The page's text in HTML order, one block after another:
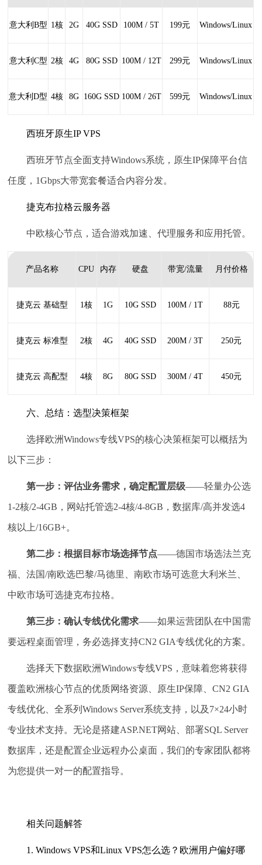
意大利B型 1核 2G 40G SSD 100M / 5T 199元 Windows/Linux
意大利C型 2核 4G 80G SSD 100M / 12T 299元 Windows/Linux
意大利D型 4核 8G 160G SSD 100M / 26T 599元 Windows/Linux
西班牙原生IP VPS
西班牙节点全面支持Windows系统，原生IP保障平台信
任度，1Gbps大带宽套餐适合内容分发。
捷克布拉格云服务器
中欧核心节点，适合游戏加速、代理服务和应用托管。
产品名称 CPU 内存 硬盘 带宽/流量 月付价格
捷克云 基础型 1核 1G 10G SSD 100M / 1T 88元
捷克云 标准型 2核 4G 40G SSD 200M / 3T 250元
捷克云 高配型 4核 8G 80G SSD 300M / 4T 450元
六、总结：选型决策框架
选择欧洲Windows专线VPS的核心决策框架可以概括为
以下三步：
第一步：评估业务需求，确定配置层级——轻量办公选
1-2核/2-4GB，网站托管选2-4核/4-8GB，数据库/高并发选4
核以上/16GB+。
第二步：根据目标市场选择节点——德国市场选法兰克
福、法国/南欧选巴黎/马德里、南欧市场可选意大利米兰、
中欧市场可选捷克布拉格。
第三步：确认专线优化需求——如果运营团队在中国需
要远程桌面管理，务必选择支持CN2 GIA专线优化的方案。
选择天下数据欧洲Windows专线VPS，意味着您将获得
覆盖欧洲核心节点的优质网络资源、原生IP保障、CN2 GIA
专线优化、全系列Windows Server系统支持，以及7×24小时
专业技术支持。无论是搭建ASP.NET网站、部署SQL Server
数据库，还是配置企业远程办公桌面，我们的专家团队都将
为您提供一对一的配置指导。
相关问题解答
1. Windows VPS和Linux VPS怎么选？欧洲用户偏好哪